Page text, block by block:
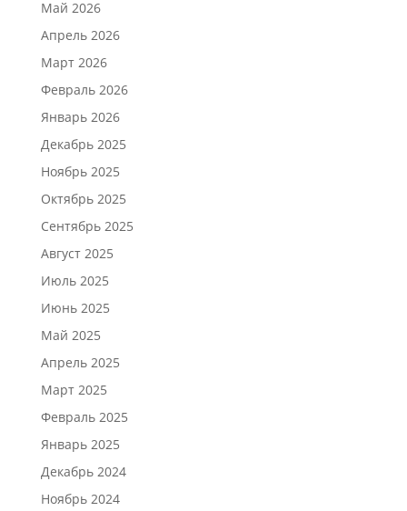
Май 2026
Апрель 2026
Март 2026
Февраль 2026
Январь 2026
Декабрь 2025
Ноябрь 2025
Октябрь 2025
Сентябрь 2025
Август 2025
Июль 2025
Июнь 2025
Май 2025
Апрель 2025
Март 2025
Февраль 2025
Январь 2025
Декабрь 2024
Ноябрь 2024